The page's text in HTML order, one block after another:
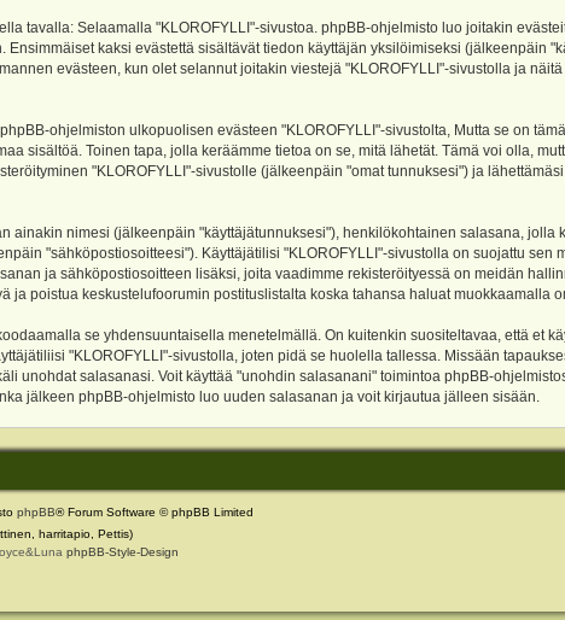
tavalla: Selaamalla "KLOROFYLLI"-sivustoa. phpBB-ohjelmisto luo joitakin
Ensimmäiset kaksi evästettä sisältävät tiedon käyttäjän yksilöimiseksi (jälkeenpäin
evästeen, kun olet selannut joitakin viestejä "KLOROFYLLI"-sivustolla ja
ohjelmiston ulkopuolisen evästeen "KLOROFYLLI"-sivustolta, Mutta se on
sisältöä. Toinen tapa, jolla keräämme tietoa on se, mitä lähetät. Tämä voi olla,
"KLOROFYLLI"-sivustolle (jälkeenpäin "omat tunnuksesi") ja
ainakin nimesi (jälkeenpäin "käyttäjätunnuksesi"), henkilökohtainen salasana,
"sähköpostiosoitteesi"). Käyttäjätilisi "KLOROFYLLI"-sivustolla on suojattu
ja sähköpostiosoitteen lisäksi, joita vaadimme rekisteröityessä on meidän
ja poistua keskustelufoorumin postituslistalta koska tahansa haluat muokkaamalla
se yhdensuuntaisella menetelmällä. On kuitenkin suositeltavaa, että et
"KLOROFYLLI"-sivustolla, joten pidä se huolella tallessa. Missään
unohdat salasanasi. Voit käyttää "unohdin salasanani" toimintoa phpBB-
jälkeen phpBB-ohjelmisto luo uuden salasanan ja voit kirjautua jälleen sisään.
phpBB® Forum Software © phpBB Limited
harritapio, Pettis)
phpBB-Style-Design